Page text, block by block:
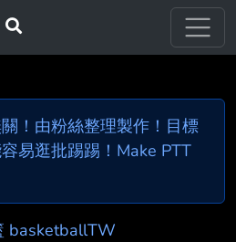
！由粉絲整理製作！目標
易逛批踢踢！Make PTT
basketballTW